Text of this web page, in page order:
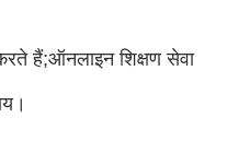
हैं;ऑनलाइन शिक्षण सेवा